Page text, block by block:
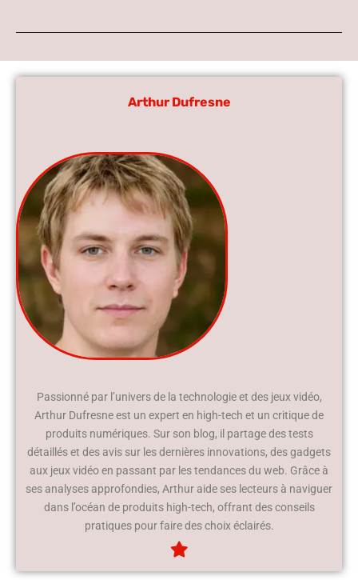
Arthur Dufresne
Passionné par l’univers de la technologie et des jeux vidéo,
Arthur Dufresne est un expert en high-tech et un critique de
produits numériques. Sur son blog, il partage des tests
détaillés et des avis sur les dernières innovations, des gadgets
aux jeux vidéo en passant par les tendances du web. Grâce à
ses analyses approfondies, Arthur aide ses lecteurs à naviguer
dans l’océan de produits high-tech, offrant des conseils
pratiques pour faire des choix éclairés.